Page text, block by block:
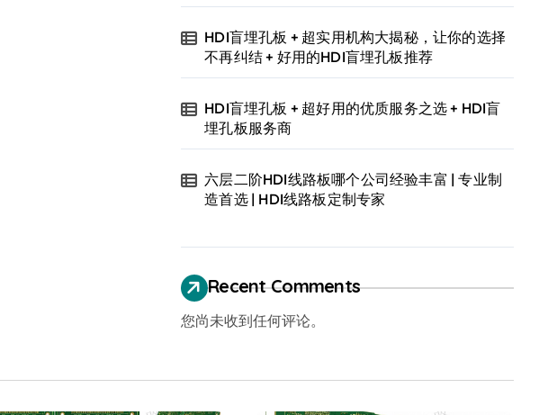
HDI盲埋孔板 + 超实用机构大揭秘，让你的选择
不再纠结 + 好用的HDI盲埋孔板推荐
HDI盲埋孔板 + 超好用的优质服务之选 + HDI盲
埋孔板服务商
六层二阶HDI线路板哪个公司经验丰富 | 专业制
造首选 | HDI线路板定制专家
Recent Comments
您尚未收到任何评论。